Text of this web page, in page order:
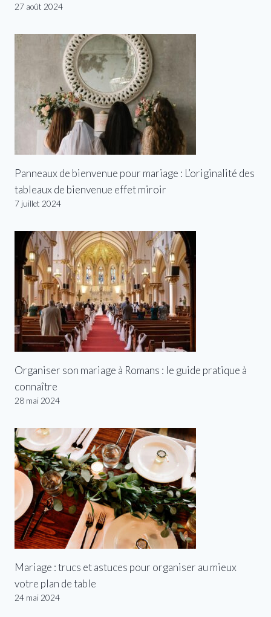
27 août 2024
Panneaux de bienvenue pour mariage : L’originalité des
tableaux de bienvenue effet miroir
7 juillet 2024
Organiser son mariage à Romans : le guide pratique à
connaître
28 mai 2024
Mariage : trucs et astuces pour organiser au mieux
votre plan de table
24 mai 2024